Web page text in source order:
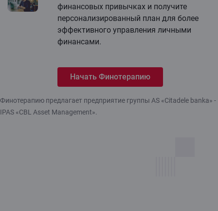
финансовых привычках и получите
персонализированный план для более
эффективного управления личными
финансами.
Начать Финотерапию
Финотерапию предлагает предприятие группы AS «Citadele banka» -
IPAS «CBL Asset Management».